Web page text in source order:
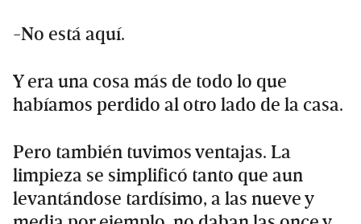
-No está aquí.
Y era una cosa más de todo lo que
habíamos perdido al otro lado de la casa.
Pero también tuvimos ventajas. La
limpieza se simplificó tanto que aun
levantándose tardísimo, a las nueve y